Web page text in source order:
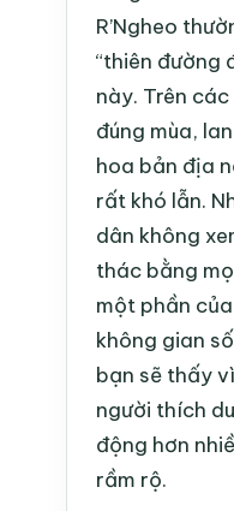
R’Ngheo
“thiên đường
này. Trên
đúng mùa,
hoa bản địa
rất khó lẫn.
dân không
thác bằng
một phần
không gian
bạn sẽ thấy
người thích
động hơn
rầm rộ.